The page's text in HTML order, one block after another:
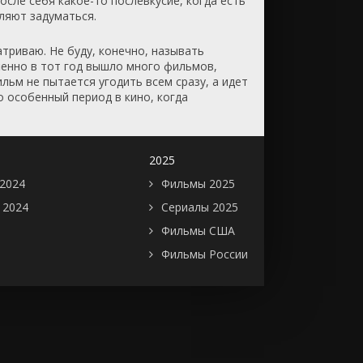
задуматься.
Не буду, конечно, называть
в тот год вышло много фильмов,
не пытается угодить всем сразу, а идет
период в кино, когда
2025
Фильмы 2025
Сериалы 2025
Фильмы США
Фильмы России